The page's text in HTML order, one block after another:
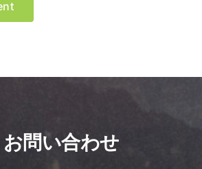
お問い合わせ